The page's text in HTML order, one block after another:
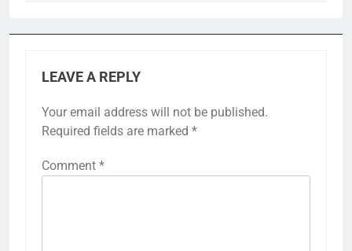
LEAVE A REPLY
Your email address will not be published.
Required fields are marked *
Comment *